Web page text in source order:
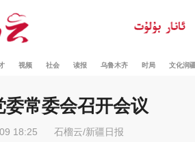
视频 社会 读报 乌鲁木齐 时局 文化润
委常委会召开会议
18:25 石榴云/新疆日报